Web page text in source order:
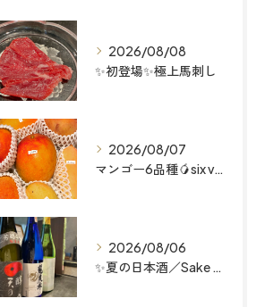
2026/08/08
✨初登場✨極上馬刺し
2026/08/07
マンゴー6品種🥭six varieties of mango...
2026/08/06
✨夏の日本酒／Sake Menu